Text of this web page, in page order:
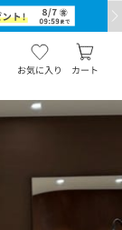
お気に入り カート